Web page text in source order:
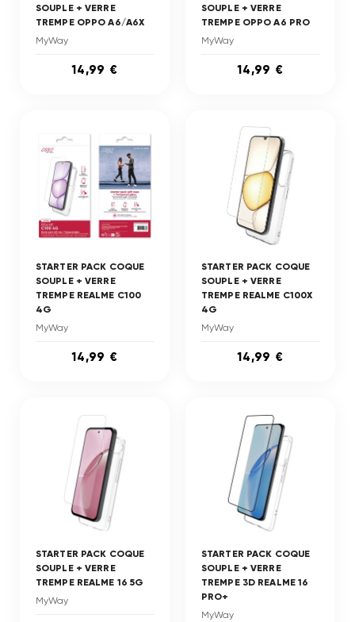
SOUPLE + VERRE
TREMPE OPPO A6/A6X
MyWay
14,99 €
SOUPLE + VERRE
TREMPE OPPO A6 PRO
MyWay
14,99 €
STARTER PACK COQUE
SOUPLE + VERRE
TREMPE REALME C100
4G
MyWay
14,99 €
STARTER PACK COQUE
SOUPLE + VERRE
TREMPE REALME C100X
4G
MyWay
14,99 €
STARTER PACK COQUE
SOUPLE + VERRE
TREMPE REALME 16 5G
MyWay
STARTER PACK COQUE
SOUPLE + VERRE
TREMPE 3D REALME 16
PRO+
MyWay